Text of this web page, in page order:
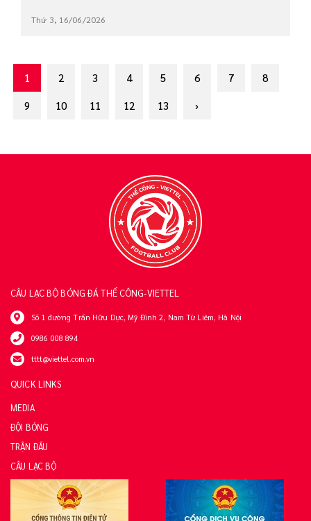
Thứ 3, 16/06/2026
1 2 3 4 5 6 7 8
9 10 11 12 13 ›
CÂU LẠC BỘ BÓNG ĐÁ THỂ CÔNG-VIETTEL
Số 1 đường Trần Hữu Dực, Mỹ Đình 2, Nam Từ Liêm, Hà Nội
0986 008 894
tttt@viettel.com.vn
QUICK LINKS
MEDIA
ĐỘI BÓNG
TRẬN ĐẤU
CÂU LẠC BỘ